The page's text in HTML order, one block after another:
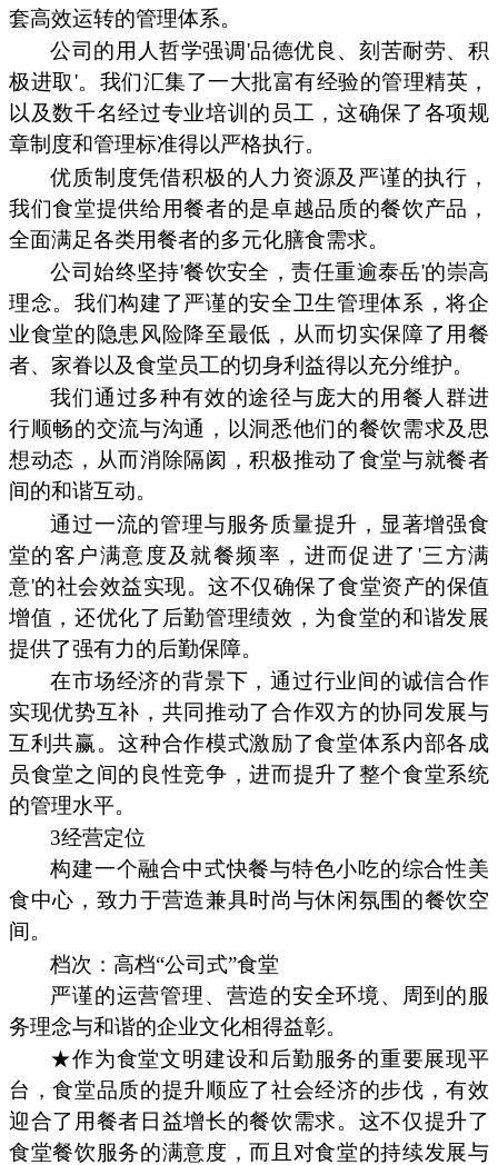
套高效运转的管理体系。
公司的用人哲学强调'品德优良、刻苦耐劳、积
极进取'。我们汇集了一大批富有经验的管理精英，
以及数千名经过专业培训的员工，这确保了各项规
章制度和管理标准得以严格执行。
优质制度凭借积极的人力资源及严谨的执行，
我们食堂提供给用餐者的是卓越品质的餐饮产品，
全面满足各类用餐者的多元化膳食需求。
公司始终坚持'餐饮安全，责任重逾泰岳'的崇高
理念。我们构建了严谨的安全卫生管理体系，将企
业食堂的隐患风险降至最低，从而切实保障了用餐
者、家眷以及食堂员工的切身利益得以充分维护。
我们通过多种有效的途径与庞大的用餐人群进
行顺畅的交流与沟通，以洞悉他们的餐饮需求及思
想动态，从而消除隔阂，积极推动了食堂与就餐者
间的和谐互动。
通过一流的管理与服务质量提升，显著增强食
堂的客户满意度及就餐频率，进而促进了'三方满
意'的社会效益实现。这不仅确保了食堂资产的保值
增值，还优化了后勤管理绩效，为食堂的和谐发展
提供了强有力的后勤保障。
在市场经济的背景下，通过行业间的诚信合作
实现优势互补，共同推动了合作双方的协同发展与
互利共赢。这种合作模式激励了食堂体系内部各成
员食堂之间的良性竞争，进而提升了整个食堂系统
的管理水平。
3经营定位
构建一个融合中式快餐与特色小吃的综合性美
食中心，致力于营造兼具时尚与休闲氛围的餐饮空
间。
档次：高档“公司式”食堂
严谨的运营管理、营造的安全环境、周到的服
务理念与和谐的企业文化相得益彰。
★作为食堂文明建设和后勤服务的重要展现平
台，食堂品质的提升顺应了社会经济的步伐，有效
迎合了用餐者日益增长的餐饮需求。这不仅提升了
食堂餐饮服务的满意度，而且对食堂的持续发展与